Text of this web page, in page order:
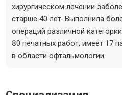
хирургическом лечении
старше 40 лет. Выполнила
операций различной
80 печатных работ, имеет 17
в области офтальмологии.